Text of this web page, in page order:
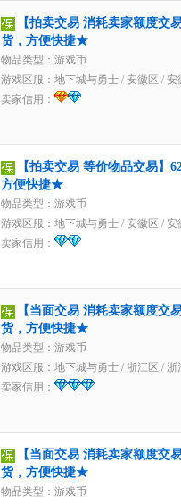
【拍卖交易 消耗卖家额度交
货，方便快捷★
物品类型：游戏币
游戏区服： 地下城与勇士 / 安徽区 / 安
卖家信用：
【拍卖交易 等价物品交易】
方便快捷★
物品类型：游戏币
游戏区服： 地下城与勇士 / 安徽区 / 安
卖家信用：
【当面交易 消耗卖家额度交
货，方便快捷★
物品类型：游戏币
游戏区服： 地下城与勇士 / 浙江区 / 浙
卖家信用：
【当面交易 消耗卖家额度交
货，方便快捷★
物品类型：游戏币